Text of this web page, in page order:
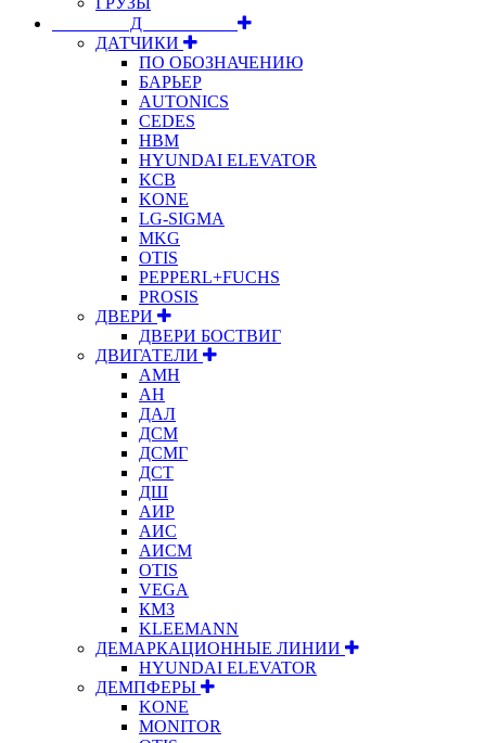
⠀⠀⠀⠀⠀⠀Д⠀⠀⠀⠀⠀⠀⠀
ДАТЧИКИ
ПО ОБОЗНАЧЕНИЮ
БАРЬЕР
AUTONICS
CEDES
HBM
HYUNDAI ELEVATOR
KCB
KONE
LG-SIGMA
MKG
OTIS
PEPPERL+FUCHS
PROSIS
ДВЕРИ
ДВЕРИ БОСТВИГ
ДВИГАТЕЛИ
АМН
АН
ДАЛ
ДСМ
ДСМГ
ДСТ
ДШ
АИР
АИС
АИСМ
OTIS
VEGA
КМЗ
KLEEMANN
ДЕМАРКАЦИОННЫЕ ЛИНИИ
HYUNDAI ELEVATOR
ДЕМПФЕРЫ
KONE
MONITOR